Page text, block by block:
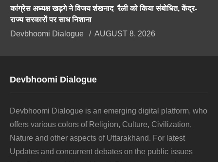
कांग्रेस अध्यक्ष खड़गे ने विजय शंखनाद रैली को किया संबोधित, केंद्र-
राज्य सरकारों पर साध निशाना
Devbhoomi Dialogue
AUGUST 8, 2026
Devbhoomi Dialogue
Devbhoomi Dialogue is an emerging digital platform, who
offers various colors of Religion, Culture, Civilization,
Nature and other aspects of Uttarakhand. For latest
Updates and concurrent debates on the public issues